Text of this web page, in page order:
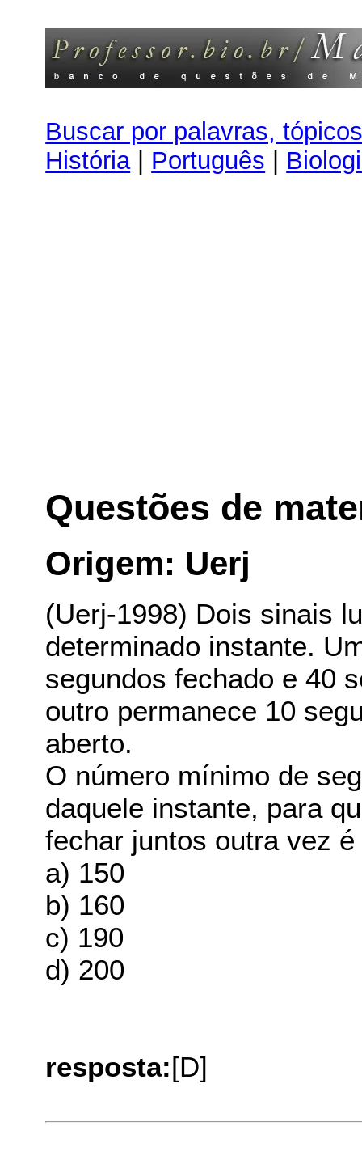
Buscar por palavras,
História| Português |
Questões de
Origem: Uerj
(Uerj-1998) Dois sinais
determinado instante.
segundos fechado e 40
outro permanece 10
aberto.
O número mínimo de
daquele instante, para
fechar juntos outra vez é
a) 150
b) 160
c) 190
d) 200
resposta:[D]